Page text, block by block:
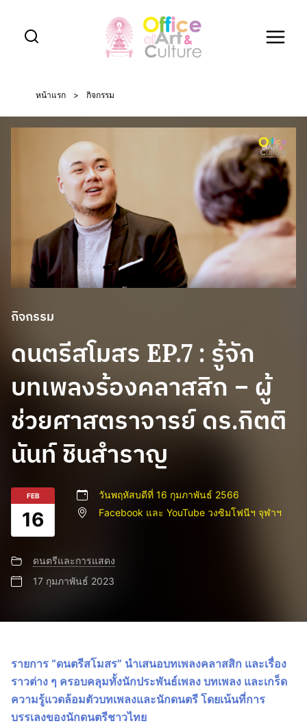
content
หน้าแรก > กิจกรรม
กิจกรรม
ดนตรีสโมสร EP.7 : รู้จัก
บทเพลงร้องคลาสสิก – ผู้
ช่วยศาสตราจารย์ ดร.กิตติ
นันท์ ชินสำราญ
FEB
16
วันพฤหัสบดีที่ 16 กุมภาพันธ์ 2566
Facebook และ YouTube วงซิมโฟนีฯ จุฬาฯ
ดนตรีและการแสดง
17 กุมภาพันธ์ 2023
รายการ “ดนตรีสโมสร” นำเสนอบทเพลงคลาสสิก และเรื่อง
ราวต่าง ๆ ครอบคลุมทั้งนักประพันธ์เพลง บทเพลง และเกร็ด
ความรู้แวดล้อมตัวบทเพลงและนักดนตรี โดยเน้นที่การ
บรรเลงของนักดนตรีชาวไทย